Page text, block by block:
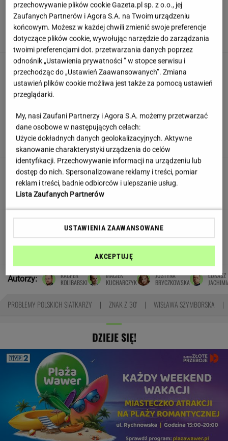
Dostałeś taki list z banku? Lepiej go nie
ignorować
Quiz. Te aktorki znane są na całym świecie.
Kojarzysz ich nazwiska?
To nie droga na skróty. Matka pokazuje, jak
naprawdę wygląda edukacja domowa
MATERIAŁ PROMOCYJNY
Partnerka Litewki po jego
śmierci: Niektórzy zlecieli się jak sępy
SUBSKRYPCJA
odcinkowe pomiary prędkości. Polski program
DZIEJE SIĘ!
Autorzy:
KACPER
KOLIBABSKI
MACIEK
KUCHARCZYK
JUSTYNA
BRYCZKOWSKA
ŁUKASZ
PROBLEMY POLSKICH SIATKARZY ZNAK Z '30' WISŁAWA SZYMBORSKA
przechowywanie plików cookie Gazeta.pl sp. z o.o., jej
Zaufanych Partnerów i Agora S.A. na Twoim urządzeniu
końcowym. Możesz w każdej chwili zmienić swoje preferencje
dotyczące plików cookie, wywołując narzędzie do zarządzania
twoimi preferencjami dot. przetwarzania danych poprzez
odnośnik „Ustawienia prywatności ” w stopce serwisu i
przechodząc do „Ustawień Zaawansowanych”. Zmiana
ustawień plików cookie możliwa jest także za pomocą ustawień
przeglądarki.
My, nasi Zaufani Partnerzy i Agora S.A. możemy przetwarzać
dane osobowe w następujących celach:
Użycie dokładnych danych geolokalizacyjnych. Aktywne
skanowanie charakterystyki urządzenia do celów
identyfikacji. Przechowywanie informacji na urządzeniu lub
dostęp do nich. Spersonalizowane reklamy i treści, pomiar
reklam i treści, badnie odbiorców i ulepszanie usług.
Lista Zaufanych Partnerów
USTAWIENIA ZAAWANSOWANE
AKCEPTUJĘ